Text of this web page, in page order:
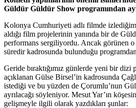
Güldür Güldür Show programından
Kolonya Cumhuriyeti adlı filmde
aldığı film projelerinin yanında bir de
performans sergiliyordu. Ancak görünen
süredir kadrosunda bulunduğu programdan
Geride bıraktığımız günlerde yeni bir dizi
açıklanan Gülse Birsel’in kadrosunda
istediği ve bu yüzden de Çorumlu’nun
ayrılacağı söyleniyor. Mesut Yar’ın
gelişmeyle ilgili olarak yazdıkları şunlar: